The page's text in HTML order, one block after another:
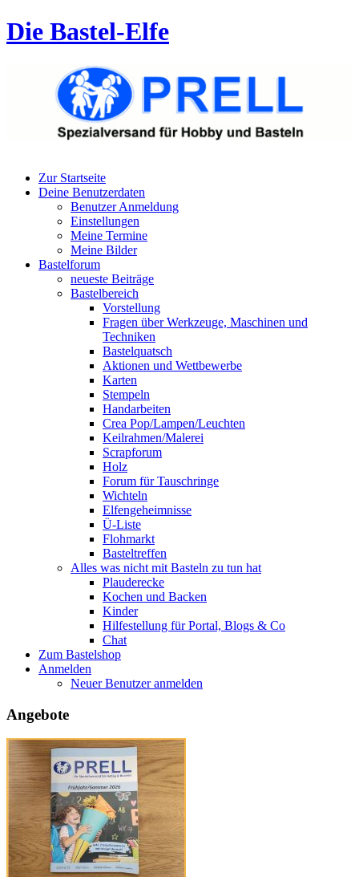
Die Bastel-Elfe
Zur Startseite
Deine Benutzerdaten
Benutzer Anmeldung
Einstellungen
Meine Termine
Meine Bilder
Bastelforum
neueste Beiträge
Bastelbereich
Vorstellung
Fragen über Werkzeuge, Maschinen und
Techniken
Bastelquatsch
Aktionen und Wettbewerbe
Karten
Stempeln
Handarbeiten
Crea Pop/Lampen/Leuchten
Keilrahmen/Malerei
Scrapforum
Holz
Forum für Tauschringe
Wichteln
Elfengeheimnisse
Ü-Liste
Flohmarkt
Basteltreffen
Alles was nicht mit Basteln zu tun hat
Plauderecke
Kochen und Backen
Kinder
Hilfestellung für Portal, Blogs & Co
Chat
Zum Bastelshop
Anmelden
Neuer Benutzer anmelden
Angebote